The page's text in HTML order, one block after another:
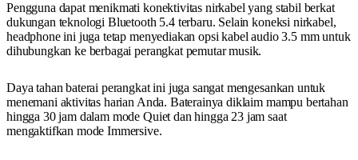
Pengguna dapat menikmati konektivitas nirkabel yang stabil berkat
dukungan teknologi Bluetooth 5.4 terbaru. Selain koneksi nirkabel,
headphone ini juga tetap menyediakan opsi kabel audio 3.5 mm untuk
dihubungkan ke berbagai perangkat pemutar musik.
Daya tahan baterai perangkat ini juga sangat mengesankan untuk
menemani aktivitas harian Anda. Baterainya diklaim mampu bertahan
hingga 30 jam dalam mode Quiet dan hingga 23 jam saat
mengaktifkan mode Immersive.